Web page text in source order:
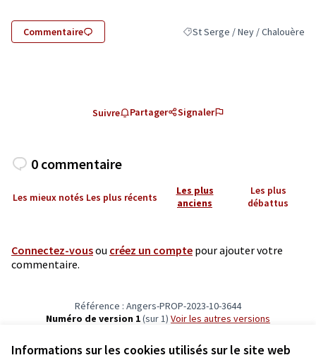
Informations sur les cookies utilisés sur le site web
Commentaire Filtrer les résultats pour le
St Serge / Ney / Chalouère
Suivre Partager Signaler
0 commentaire
Les mieux notés Les plus récents
Les plus
anciens
Les plus
débattus
Connectez-vousou créez un compte pour ajouter votre
commentaire.
Référence : Angers-PROP-2023-10-3644
Numéro de version 1(sur 1)
voir les autres versions